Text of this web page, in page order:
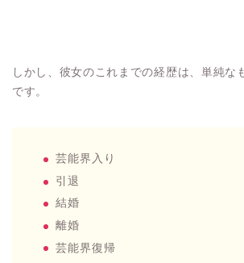
しかし、彼女のこれまでの経歴は、単純な
です。
芸能界入り
引退
結婚
離婚
芸能界復帰